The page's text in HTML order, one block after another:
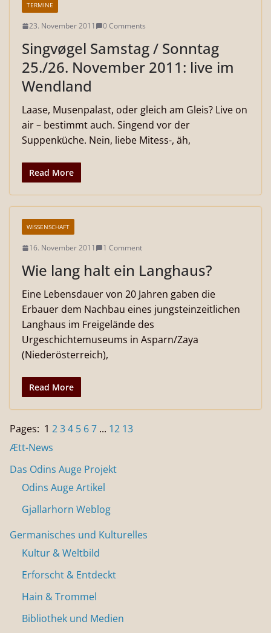
TERMINE
23. November 2011 0 Comments
Singvøgel Samstag / Sonntag
25./26. November 2011: live im
Wendland
Laase, Musenpalast, oder gleich am Gleis? Live on
air – bestimmt auch. Singend vor der
Suppenküche. Nein, liebe Mitess-, äh,
Read More
WISSENSCHAFT
16. November 2011 1 Comment
Wie lang halt ein Langhaus?
Eine Lebensdauer von 20 Jahren gaben die
Erbauer dem Nachbau eines jungsteinzeitlichen
Langhaus im Freigelände des
Urgeschichtemuseums in Asparn/Zaya
(Niederösterreich),
Read More
Pages: 1 234 5 67 ... 12 13
Ætt-News
Das Odins Auge Projekt
Odins Auge Artikel
Gjallarhorn Weblog
Germanisches und Kulturelles
Kultur & Weltbild
Erforscht & Entdeckt
Hain & Trommel
Bibliothek und Medien